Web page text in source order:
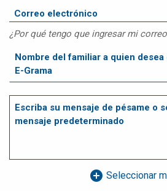
¿Por qué tengo que ingresar mi
add_circle Seleccionar